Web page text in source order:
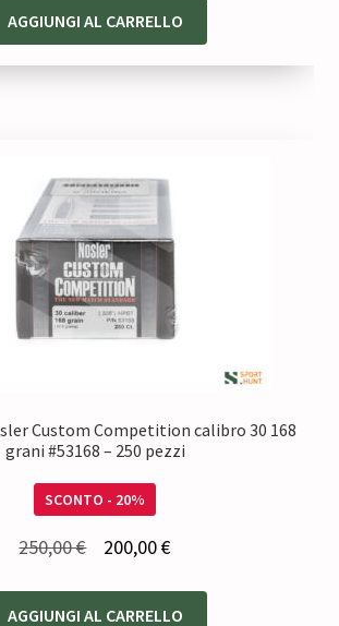
originale
era:
attuale
è:
AGGIUNGI AL CARRELLO
Custom Competition calibro 30 168
grani #53168 – 250 pezzi
SCONTO - 20%
250,00€
originale
200,00€Il
attuale
AGGIUNGI AL CARRELLO